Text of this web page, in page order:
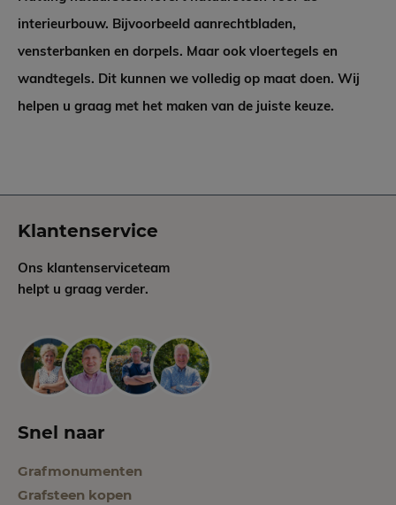
interieurbouw. Bijvoorbeeld aanrechtbladen,
vensterbanken en dorpels. Maar ook vloertegels en
wandtegels. Dit kunnen we volledig op maat doen. Wij
helpen u graag met het maken van de juiste keuze.
Klantenservice
Ons klantenserviceteam
helpt u graag verder.
Snel naar
Grafmonumenten
Grafsteen kopen